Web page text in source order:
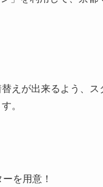
えが出来るよう、ス
。
を用意！